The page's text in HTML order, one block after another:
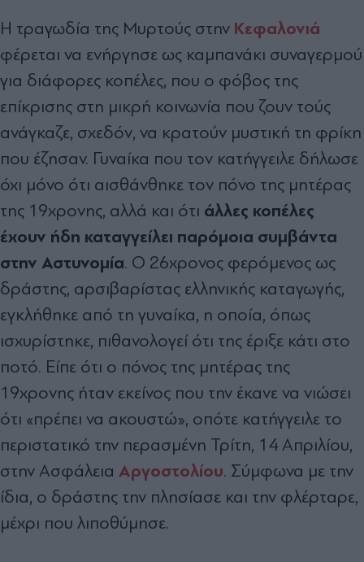
Η τραγωδία της Μυρτούς στην Κεφαλονιά
φέρεται να ενήργησε ως καμπανάκι συναγερμού
για διάφορες κοπέλες, που ο φόβος της
επίκρισης στη μικρή κοινωνία που ζουν τούς
ανάγκαζε, σχεδόν, να κρατούν μυστική τη φρίκη
που έζησαν. Γυναίκα που τον κατήγγειλε δήλωσε
όχι μόνο ότι αισθάνθηκε τον πόνο της μητέρας
της 19χρονης, αλλά και ότι άλλες κοπέλες
έχουν ήδη καταγγείλει παρόμοια συμβάντα
στην Αστυνομία. Ο 26χρονος φερόμενος ως
δράστης, αρσιβαρίστας ελληνικής καταγωγής,
εγκλήθηκε από τη γυναίκα, η οποία, όπως
ισχυρίστηκε, πιθανολογεί ότι της έριξε κάτι στο
ποτό. Είπε ότι ο πόνος της μητέρας της
19χρονης ήταν εκείνος που την έκανε να νιώσει
ότι «πρέπει να ακουστώ», οπότε κατήγγειλε το
περιστατικό την περασμένη Τρίτη, 14 Απριλίου,
στην Ασφάλεια Αργοστολίου. Σύμφωνα με την
ίδια, ο δράστης την πλησίασε και την φλέρταρε,
μέχρι που λιποθύμησε.